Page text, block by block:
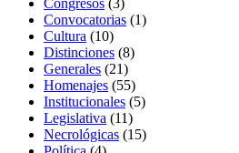
Convocatorias (1)
Cultura (10)
Distinciones (8)
Generales (21)
Homenajes (55)
Institucionales (5)
Legislativa (11)
Necrológicas (15)